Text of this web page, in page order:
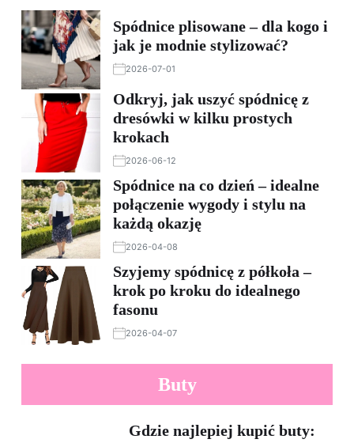
Spódnice plisowane – dla kogo i
jak je modnie stylizować?
2026-07-01
Odkryj, jak uszyć spódnicę z
dresówki w kilku prostych
krokach
2026-06-12
Spódnice na co dzień – idealne
połączenie wygody i stylu na
każdą okazję
2026-04-08
Szyjemy spódnicę z półkoła –
krok po kroku do idealnego
fasonu
2026-04-07
Buty
Gdzie najlepiej kupić buty: